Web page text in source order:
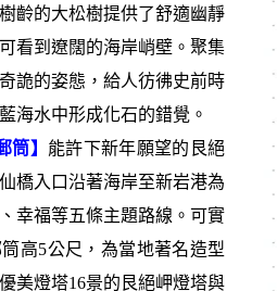
齡的大松樹提供了舒適幽靜
看到遼闊的海岸峭壁。聚集
詭的姿態，給人彷彿史前時
海水中形成化石的錯覺。
筒】 能許下新年願望的艮絕
橋入口沿著海岸至新岩港為
幸福等五條主題路線。可實
高5公尺，為當地著名造型
美燈塔16景的艮絕岬燈塔與